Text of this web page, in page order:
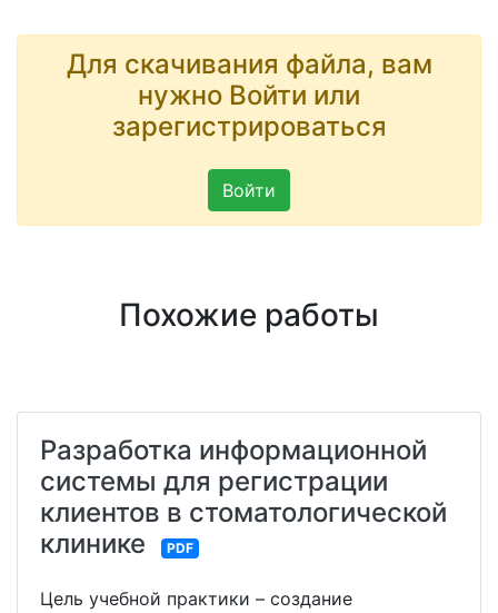
Для скачивания файла, вам
нужно Войти или
зарегистрироваться
Войти
Похожие работы
Разработка информационной
системы для регистрации
клиентов в стоматологической
клинике
PDF
Цель учебной практики – создание